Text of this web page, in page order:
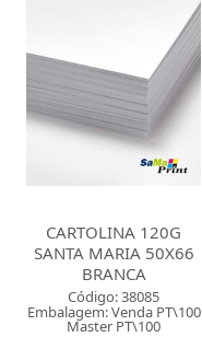
CARTOLINA 120G
SANTA MARIA 50X66
BRANCA
Código: 38085
Embalagem: Venda PT\100
Master PT\100